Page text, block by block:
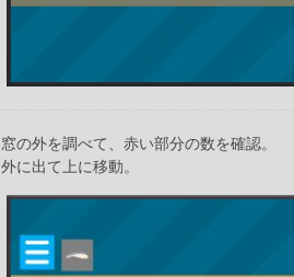
窓の外を調べて、赤い部分の数を確認。
外に出て上に移動。